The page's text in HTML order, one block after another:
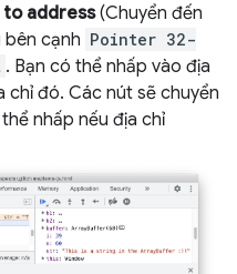
to address(Chuyển đến
bên cạnh Pointer 32-
. Bạn có thể nhấp vào địa
chỉ đó. Các nút sẽ chuyển
nhấp nếu địa chỉ